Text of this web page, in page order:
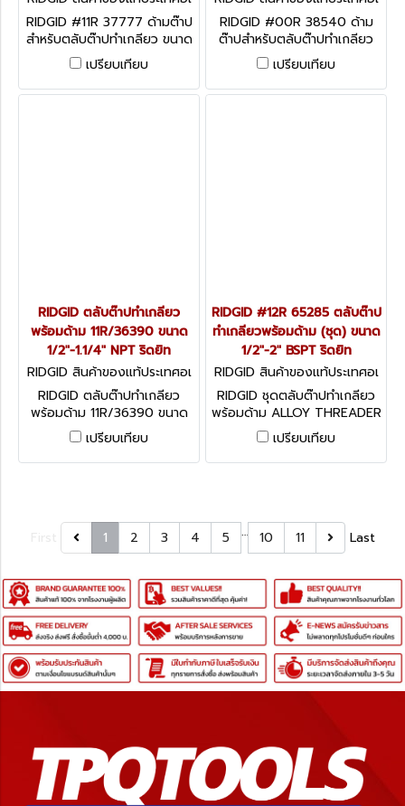
มริกา 37777
RIDGID #11R 37777 ด้ามต๊าป
สำหรับตลับต๊าปทำเกลียว ขนาด
1/2"-1.1/4" เกลียว NPT และ
BSPT ริดยิท
เปรียบเทียบ
มริกา 38540
RIDGID #00R 38540 ด้าม
ต๊าปสำหรับตลับต๊าปทำเกลียว
ขนาด 1/8"-1" เกลียว NPT และ
BSPT ริดยิท
เปรียบเทียบ
RIDGID ตลับต๊าปทำเกลียว
พร้อมด้าม 11R/36390 ขนาด
1/2"-1.1/4" NPT ริดยิท
RIDGID สินค้าของแท้ประเทศอเ
มริกา 11R/36390
RIDGID ตลับต๊าปทำเกลียว
พร้อมด้าม 11R/36390 ขนาด
1/2"-1.1/4" NPT ริดยิท
เปรียบเทียบ
RIDGID #12R 65285 ตลับต๊าป
ทำเกลียวพร้อมด้าม (ชุด) ขนาด
1/2"-2" BSPT ริดยิท
RIDGID สินค้าของแท้ประเทศอเ
มริกา 65285
RIDGID ชุดตลับต๊าปทำเกลียว
พร้อมด้าม ALLOY THREADER
SET
เปรียบเทียบ
1 2 3 4 5 … 10 11 Last